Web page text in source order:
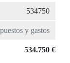
534.750 €